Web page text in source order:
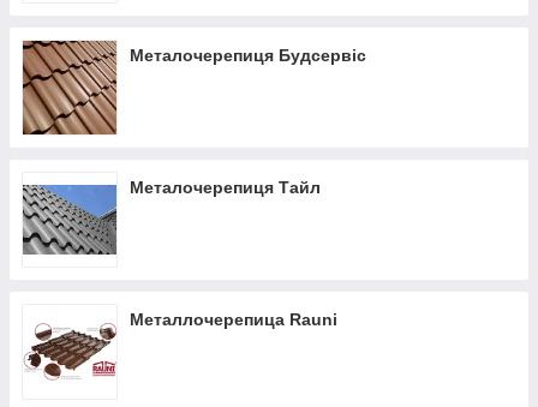
Металлочерепица
с двух сторон покрытые полимерным слоем, которые
пластизол, полиэстер, матовый полиэстер, пурал.
Металочерепиця Будсервіс
Металочерепиця Тайл
Металлочерепица Rauni